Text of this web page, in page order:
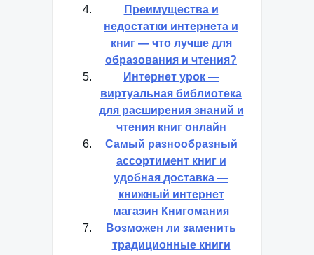
Преимущества и
недостатки интернета и
книг — что лучше для
образования и чтения?
Интернет урок —
виртуальная библиотека
для расширения знаний и
чтения книг онлайн
Самый разнообразный
ассортимент книг и
удобная доставка —
книжный интернет
магазин Книгомания
Возможен ли заменить
традиционные книги